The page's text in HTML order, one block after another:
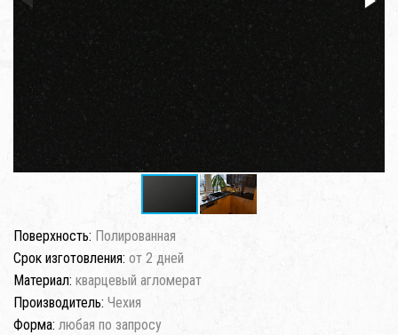
Поверхность: Полированная
Срок изготовления: от 2 дней
Материал: кварцевый агломерат
Производитель: Чехия
Форма: любая по запросу